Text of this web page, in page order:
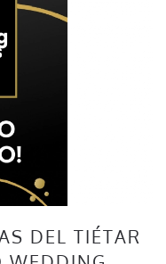
DEL TIÉTAR